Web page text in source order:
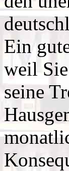
Ein
weil
seine